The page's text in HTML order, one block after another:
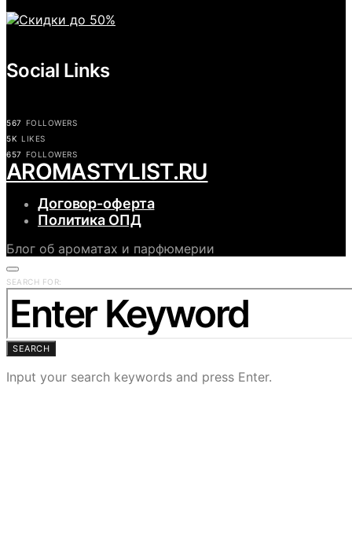
Social Links
567 FOLLOWERS
5K LIKES
657 FOLLOWERS
АROMASTYLIST.RU
Договор-оферта
Политика ОПД
Блог об ароматах и парфюмерии
SEARCH FOR:
SEARCH
Input your search keywords and press Enter.